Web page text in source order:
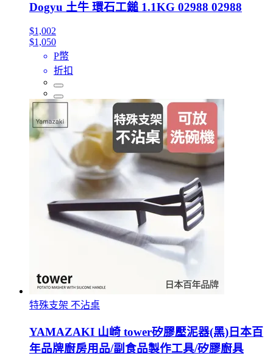
Dogyu 土牛 環石工鎚 1.1KG 02988 02988
$1,002
$1,050
P幣
折扣
特殊支架 不沾桌
YAMAZAKI 山崎 tower矽膠壓泥器(黑)日本百
年品牌廚房用品/副食品製作工具/矽膠廚具